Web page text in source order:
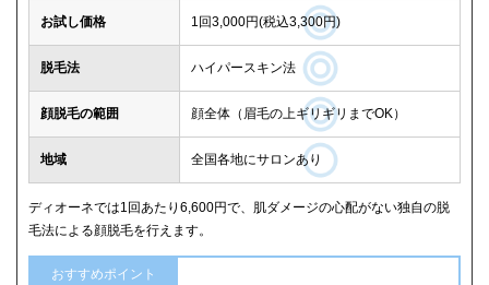
お試し価格 1回3,000円(税込3,300円)
脱毛法 ハイパースキン法
顔脱毛の範囲 顔全体（眉毛の上ギリギリまでOK）
地域 全国各地にサロンあり
ディオーネでは1回あたり6,600円で、肌ダメージの心配がない独自の脱
毛法による顔脱毛を行えます。
おすすめポイント